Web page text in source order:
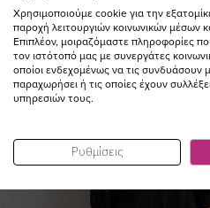
Χρησιμοποιούμε cookie για την
παροχή λειτουργιών κοινωνικών μέσων
Επιπλέον, μοιραζόμαστε πληροφορίες
τον ιστότοπό μας με συνεργάτες
οποίοι ενδεχομένως να τις συνδυάσουν
παραχωρήσει ή τις οποίες έχουν
υπηρεσιών τους.
Ρυθμίσεις